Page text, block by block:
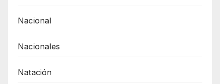
Nacional
Nacionales
Natación